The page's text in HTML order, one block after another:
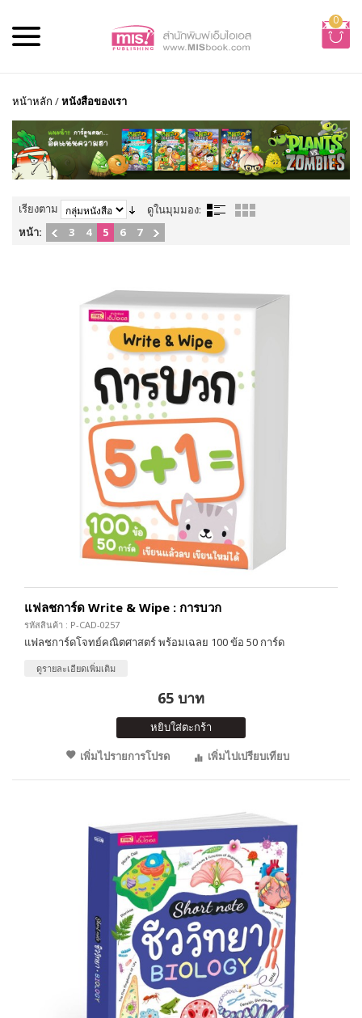
0
หน้าหลัก /หนังสือของเรา
เรียงตาม
ดูในมุมมอง:
หน้า:
3 4 5 6 7
แฟลชการ์ด Write & Wipe : การบวก
รหัสสินค้า : P-CAD-0257
แฟลชการ์ดโจทย์คณิตศาสตร์ พร้อมเฉลย 100 ข้อ 50 การ์ด
ดูรายละเอียดเพิ่มเติม
65 บาท
หยิบใส่ตะกร้า
เพิ่มไปรายการโปรด
เพิ่มไปเปรียบเทียบ